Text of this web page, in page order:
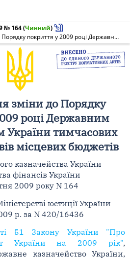
№ 164(Чинний)
Про внесення зміни до Порядку покриття у 2009 році Державним казначейством України тимчасових касових розривів місцевих бюджетів